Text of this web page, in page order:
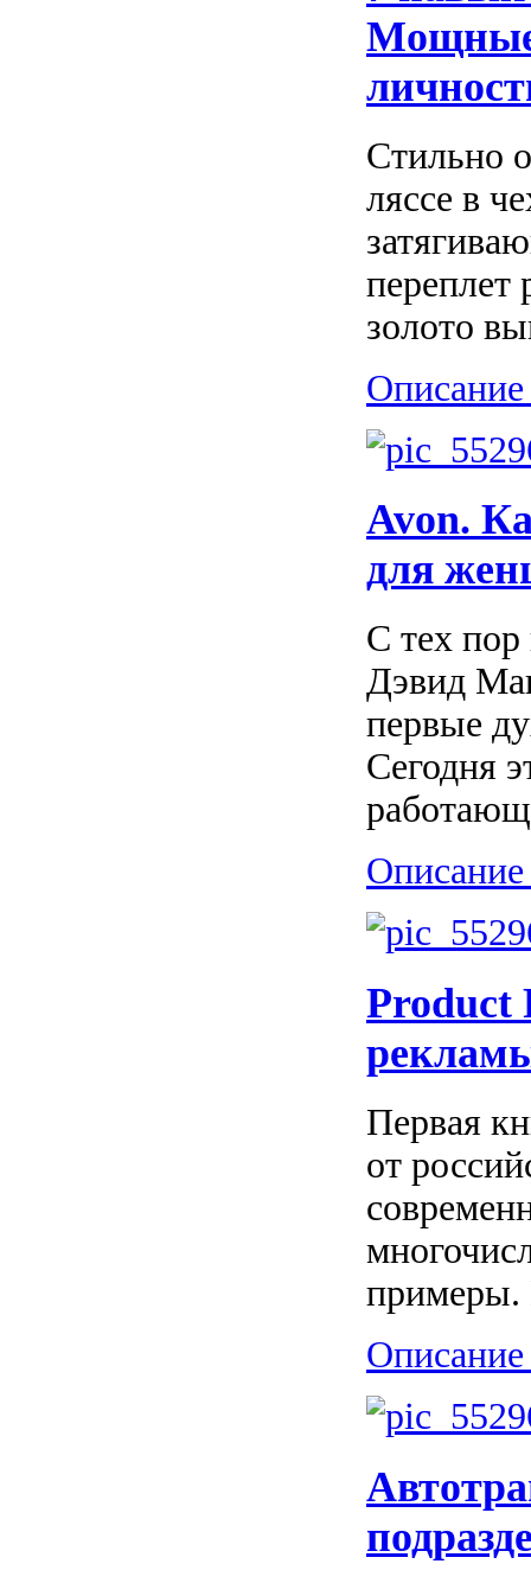
Мощные
Стильно
ляссе в
переплет
золото
Описание
Avon.
для
С тех пор
Дэвид
первые
Сегодня
Описание
Product
Первая
от
примеры.
Описание